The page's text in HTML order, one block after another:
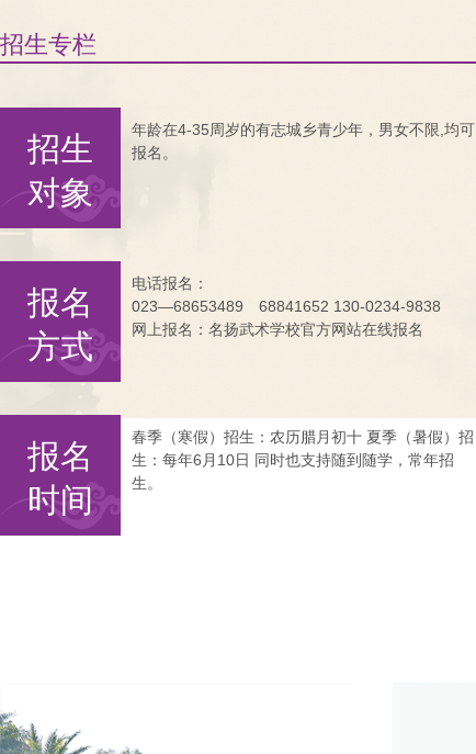
招生专栏
招生
对象
年龄在4-35周岁的有志城乡青少年，男女不限,均可
报名。
报名
方式
电话报名：
023—68653489 68841652 130-0234-9838
网上报名：名扬武术学校官方网站在线报名
报名
时间
春季（寒假）招生：农历腊月初十 夏季（暑假）招
生：每年6月10日 同时也支持随到随学，常年招
生。